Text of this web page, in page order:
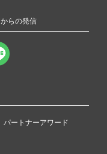
らの発信
パートナーアワード